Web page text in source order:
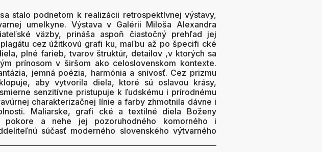
stalo podnetom k realizácii retrospektívnej výstavy,
umelkyne. Výstava v Galérii Miloša Alexandra
väzby, prináša aspoň čiastočný prehľad jej
cez úžitkovú grafi ku, maľbu až po špecifi cké
plné farieb, tvarov štruktúr, detailov ,v ktorých sa
prínosom v širšom ako celoslovenskom kontexte.
jemná poézia, harmónia a snivosť. Cez prizmu
aby vytvorila diela, ktoré sú oslavou krásy,
senzitívne pristupuje k ľudskému i prírodnému
charakterizačnej línie a farby zhmotnila dávne i
Maliarske, grafi cké a textilné diela Boženy
pokore a nehe jej pozoruhodného komorného i
súčasť moderného slovenského výtvarného